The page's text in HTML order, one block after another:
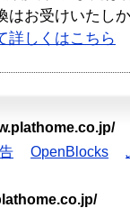
はお受けいたし
詳しくはこちら
OpenBlocks